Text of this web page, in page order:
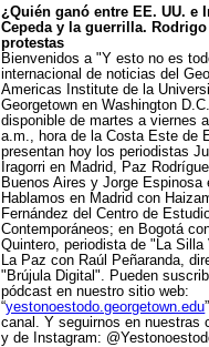
¿Quién ganó entre EE. UU. e
Cepeda y la guerrilla.
protestas
Bienvenidos a "Y esto no es
internacional de noticias del
Americas Institute de la
Georgetown en Washington
disponible de martes a viernes
a.m., hora de la Costa Este de
presentan hoy los periodistas
Iragorri en Madrid, Paz
Buenos Aires y Jorge Espinosa
Hablamos en Madrid con
Fernández del Centro de
Contemporáneos; en Bogotá
Quintero, periodista de "La
La Paz con Raúl Peñaranda,
"Brújula Digital". Pueden
pódcast en nuestro sitio web:
“yestonoestodo.georgetown.edu
canal. Y seguirnos en nuestras
y de Instagram: